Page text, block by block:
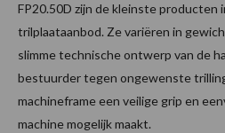
FP20.50D zijn de kleinste producten
trilplaataanbod. Ze variëren in
slimme technische ontwerp van de
bestuurder tegen ongewenste
machineframe een veilige grip en
machine mogelijk maakt.